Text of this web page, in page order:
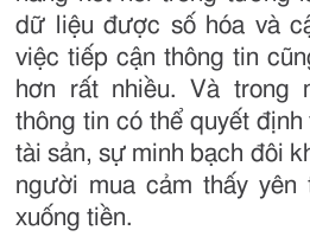
dữ liệu được số hóa và
việc tiếp cận thông tin
hơn rất nhiều. Và trong
thông tin có thể quyết
tài sản, sự minh bạch đôi
người mua cảm thấy
xuống tiền.